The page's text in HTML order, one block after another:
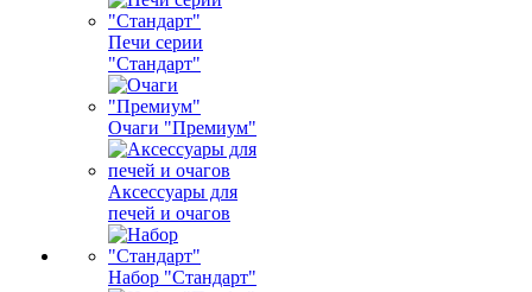
Печи серии
"Стандарт"
Очаги "Премиум"
Аксессуары для
печей и очагов
Набор "Стандарт"